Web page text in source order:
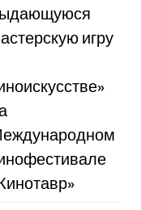
игру